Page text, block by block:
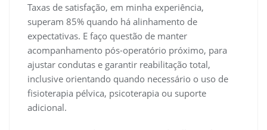
Taxas de satisfação, em minha experiência,
superam 85% quando há alinhamento de
expectativas. E faço questão de manter
acompanhamento pós-operatório próximo, para
ajustar condutas e garantir reabilitação total,
inclusive orientando quando necessário o uso de
fisioterapia pélvica, psicoterapia ou suporte
adicional.